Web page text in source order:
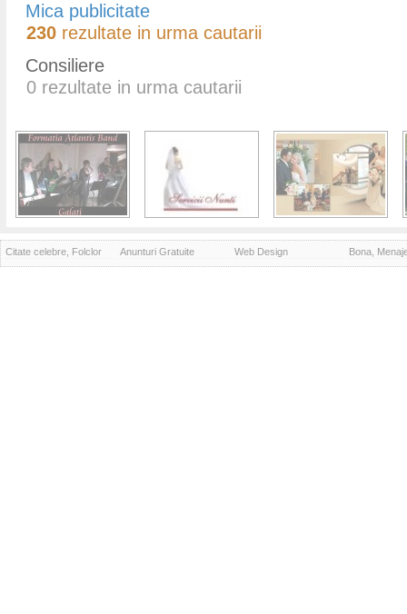
Mica publicitate
230 rezultate in urma cautarii
Consiliere
0 rezultate in urma cautarii
Citate celebre, Folclor Anunturi Gratuite Web Design Bona,